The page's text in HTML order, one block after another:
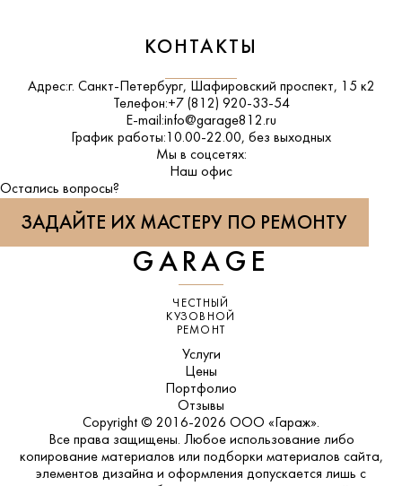
КОНТАКТЫ
Адрес:г. Санкт-Петербург, Шафировский проспект, 15 к2
Телефон:+7 (812) 920-33-54
E-mail:info@garage812.ru
График работы: 10.00-22.00, без выходных
Мы в соцсетях:
ВКонтакте
Наш офис
Остались вопросы?
ЗАДАЙТЕ ИХ МАСТЕРУ ПО РЕМОНТУ
GARAGE
ЧЕСТНЫЙ
КУЗОВНОЙ
РЕМОНТ
Услуги
Цены
Портфолио
Отзывы
Copyright © 2016-2026 ООО «Гараж».
Все права защищены. Любое использование либо
копирование материалов или подборки материалов сайта,
элементов дизайна и оформления допускается лишь с